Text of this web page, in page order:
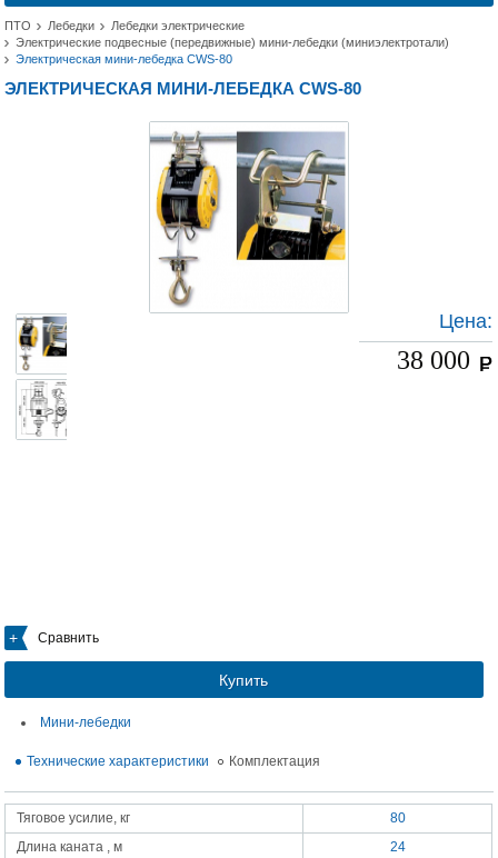
ПТО Лебедки
Лебедки электрические
Электрические подвесные (передвижные) мини-лебедки (миниэлектротали)
Электрическая мини-лебедка CWS-80
ЭЛЕКТРИЧЕСКАЯ МИНИ-ЛЕБЕДКА CWS-80
Сравнить
Купить
Цена:
38 000
Мини-лебедки
Технические характеристики Комплектация
Тяговое усилие, кг
80
Длина каната , м
24